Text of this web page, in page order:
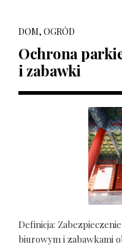
DOM, OGRÓD
Ochrona
i zabawki
Definicja:
biurowym i zabawkami